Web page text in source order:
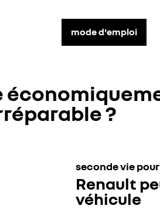
mode d'emploi
?
seconde vie
Renault
véhicule